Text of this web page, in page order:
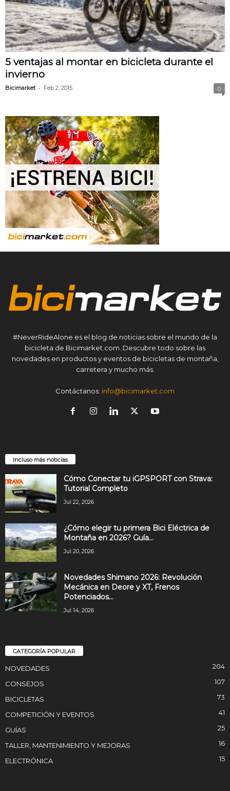
5 ventajas al montar en bicicleta durante el
invierno
Bicimarket - Feb 2, 2015 0
#NeverRideAlone es el blog de noticias sobre el mundo de la
bicicleta de Bicimarket.com. Descubre todo sobre las
novedades en productos y eventos de bicicletas de montaña,
carretera y mucho más.
Contáctanos: info@bicimarket.com
Incluso más noticias
Cómo Conectar tu iGPSPORT con Strava:
Tutorial Completo
Jul 22, 2026
¿Cómo elegir tu primera Bici Eléctrica de
Montaña en 2026? Guía...
Jul 20, 2026
Novedades Shimano 2026: Revolución
Mecánica en Deore y XT, Frenos
Potenciados...
Jul 14, 2026
CATEGORÍA POPULAR
NOVEDADES 204
CONSEJOS 107
BICICLETAS 73
COMPETICIÓN Y EVENTOS 41
GUÍAS 25
TALLER, MANTENIMIENTO Y MEJORAS 16
ELECTRÓNICA 15